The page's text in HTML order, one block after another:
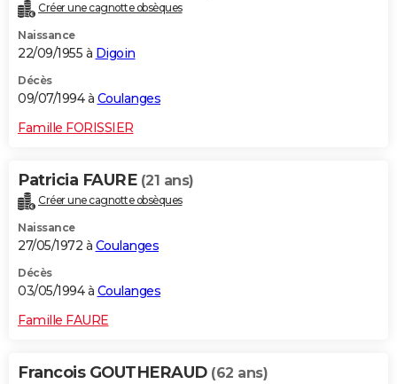
Créer une cagnotte obsèques
Naissance
22/09/1955 à Digoin
Décès
09/07/1994 à Coulanges
Famille FORISSIER
Patricia FAURE (21 ans)
Créer une cagnotte obsèques
Naissance
27/05/1972 à Coulanges
Décès
03/05/1994 à Coulanges
Famille FAURE
Francois GOUTHERAUD (62 ans)